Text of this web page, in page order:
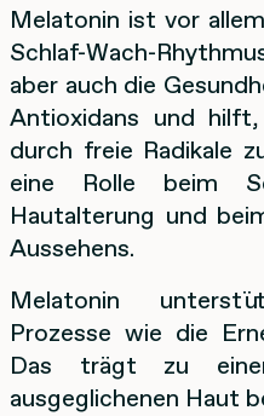
Melatonin ist vor
Schlaf-Wach-
aber auch die
Antioxidans und
durch freie Radikale
eine Rolle beim
Hautalterung und
Aussehens.
Melatonin
Prozesse wie die
Das trägt zu
ausgeglichenen Haut